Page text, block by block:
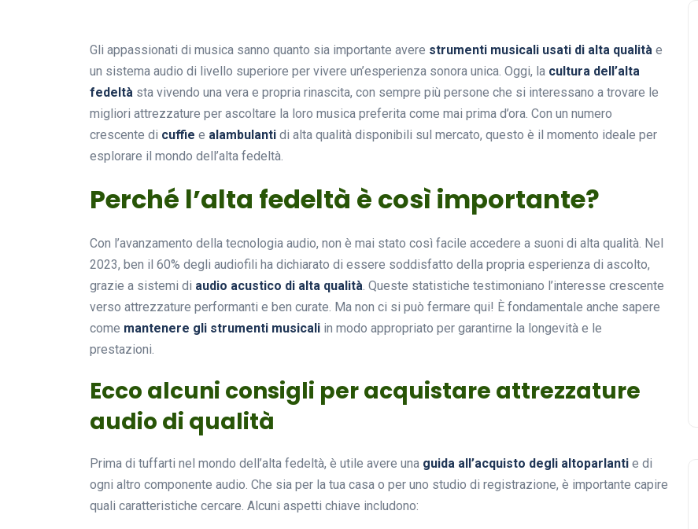
Gli appassionati di musica sanno quanto sia importante avere strumenti musicali usati di alta qualità e
un sistema audio di livello superiore per vivere un’esperienza sonora unica. Oggi, la cultura dell’alta
fedeltà sta vivendo una vera e propria rinascita, con sempre più persone che si interessano a trovare le
migliori attrezzature per ascoltare la loro musica preferita come mai prima d’ora. Con un numero
crescente di cuffie e alambulanti di alta qualità disponibili sul mercato, questo è il momento ideale per
esplorare il mondo dell’alta fedeltà.
Perché l’alta fedeltà è così importante?
Con l’avanzamento della tecnologia audio, non è mai stato così facile accedere a suoni di alta qualità. Nel
2023, ben il 60% degli audiofili ha dichiarato di essere soddisfatto della propria esperienza di ascolto,
grazie a sistemi di audio acustico di alta qualità. Queste statistiche testimoniano l’interesse crescente
verso attrezzature performanti e ben curate. Ma non ci si può fermare qui! È fondamentale anche sapere
come mantenere gli strumenti musicali in modo appropriato per garantirne la longevità e le
prestazioni.
Ecco alcuni consigli per acquistare attrezzature
audio di qualità
Prima di tuffarti nel mondo dell’alta fedeltà, è utile avere una guida all’acquisto degli altoparlanti e di
ogni altro componente audio. Che sia per la tua casa o per uno studio di registrazione, è importante capire
quali caratteristiche cercare. Alcuni aspetti chiave includono:
Musica
Musicoterapia: un
approccio innovativo per la
cura dei disturbi del sonno